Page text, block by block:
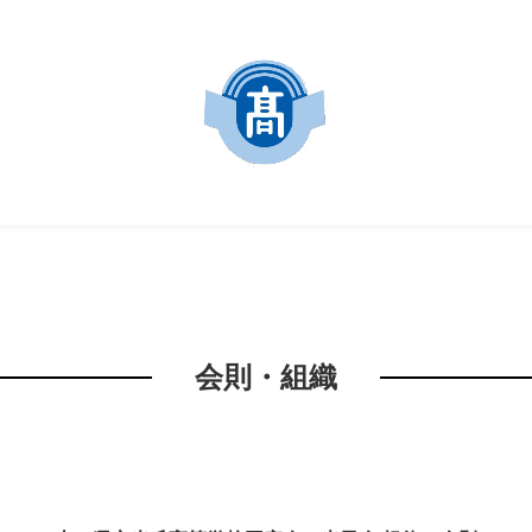
会則・組織